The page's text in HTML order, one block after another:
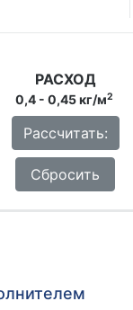
РАСХОД
0,4 - 0,45 кг/м2
Рассчитать:
Сбросить